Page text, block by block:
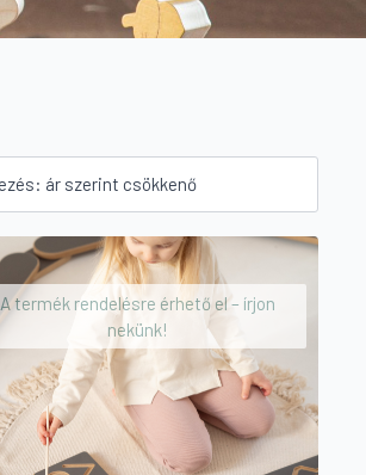
A termék rendelésre érhető el – írjon
nekünk!